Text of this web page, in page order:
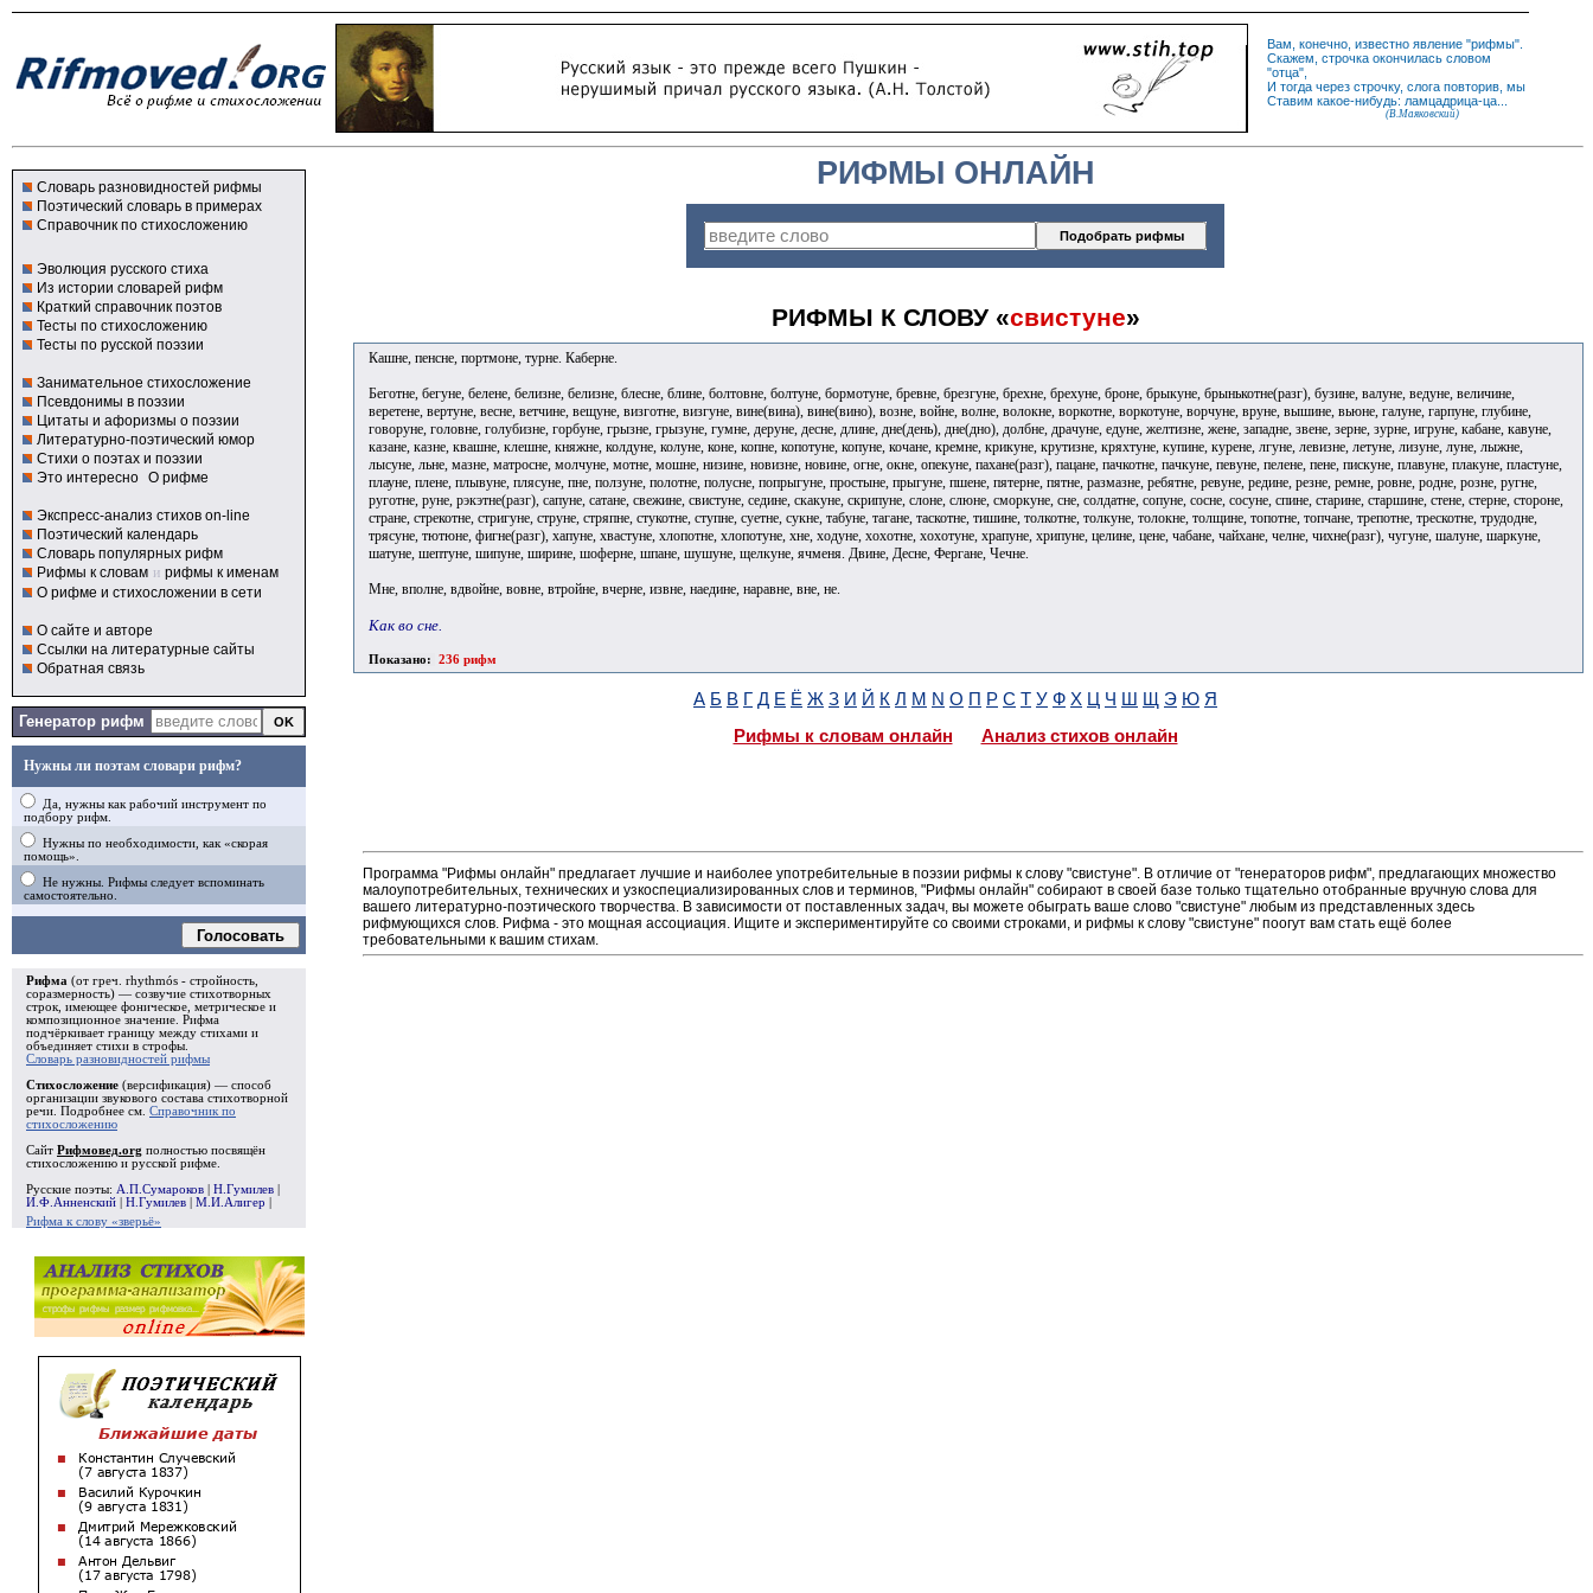
Вам, конечно, известно явление "рифмы".
Скажем, строчка окончилась словом
"отца",
И тогда через строчку, слога повторив, мы
Ставим какое-нибудь: ламцадрица-ца...
(В.Маяковский)
Словарь разновидностей рифмы
Поэтический словарь в примерах
Справочник по стихосложению
Эволюция русского стиха
Из истории словарей рифм
Краткий справочник поэтов
Тесты по стихосложению
Тесты по русской поэзии
Занимательное стихосложение
Псевдонимы в поэзии
Цитаты и афоризмы о поэзии
Литературно-поэтический юмор
Стихи о поэтах и поэзии
Это интересно О рифме
Экспресс-анализ стихов on-line
Поэтический календарь
Словарь популярных рифм
Рифмы к словам и рифмы к именам
О рифме и стихосложении в сети
О сайте и авторе
Ссылки на литературные сайты
Обратная связь
Генератор рифм
Нужны ли поэтам словари рифм?
Да, нужны как рабочий инструмент по
подбору рифм.
Нужны по необходимости, как «скорая
помощь».
Не нужны. Рифмы следует вспоминать
самостоятельно.
Голосовать
Рифма (от греч. rhythmós - стройность,
соразмерность) — созвучие стихотворных
строк, имеющее фоническое, метрическое и
композиционное значение. Рифма
подчёркивает границу между стихами и
объединяет стихи в строфы
Словарь разновидностей рифмы
Стихосложение (версификация) — способ
организации звукового состава стихотворной
речи. Подробнее см. Справочник по
стихосложению
Сайт Рифмовед.org полностью посвящён
стихосложению и русской рифме.
Русские поэты: А.П.Сумароков Н.Гумилев
И.Ф.Анненский
Н.Гумилев М.И.Алигер
Рифма к слову «зверьё»
РИФМЫ ОНЛАЙН
РИФМЫ К СЛОВУ «свистуне»
Кашне, пенсне, портмоне, турне. Каберне.
Беготне, бегуне, белене, белизне, белизне, блесне, блине, болтовне, болтуне, бормотуне, бревне, брезгуне, брехне, брехуне, броне, брыкуне, брынькотне(разг), бузине, валуне, ведуне, величине,
веретене, вертуне, весне, ветчине, вещуне, визготне, визгуне, вине(вина), вине(вино), возне, войне, волне, волокне, воркотне, воркотуне, ворчуне, вруне, вышине, вьюне, галуне, гарпуне, глубине,
говоруне, головне, голубизне, горбуне, грызне, грызуне, гумне, деруне, десне, длине, дне(день), дне(дно), долбне, драчуне, едуне, желтизне, жене, западне, звене, зерне, зурне, игруне, кабане, кавуне,
казане, казне, квашне, клешне, княжне, колдуне, колуне, коне, копне, копотуне, копуне, кочане, кремне, крикуне, крутизне, кряхтуне, купине, курене, лгуне, левизне, летуне, лизуне, луне, лыжне,
лысуне, льне, мазне, матросне, молчуне, мотне, мошне, низине, новизне, новине, огне, окне, опекуне, пахане(разг), пацане, пачкотне, пачкуне, певуне, пелене, пене, пискуне, плавуне, плакуне, пластуне,
плауне, плене, плывуне, плясуне, пне, ползуне, полотне, полусне, попрыгуне, простыне, прыгуне, пшене, пятерне, пятне, размазне, ребятне, ревуне, редине, резне, ремне, ровне, родне, розне, ругне,
руготне, руне, рэкэтне(разг), сапуне, сатане, свежине, свистуне, седине, скакуне, скрипуне, слоне, слюне, сморкуне, сне, солдатне, сопуне, сосне, сосуне, спине, старине, старшине, стене, стерне, стороне,
стране, стрекотне, стригуне, струне, стряпне, стукотне, ступне, суетне, сукне, табуне, тагане, таскотне, тишине, толкотне, толкуне, толокне, толщине, топотне, топчане, трепотне, трескотне, трудодне,
трясуне, тютюне, фигне(разг), хапуне, хвастуне, хлопотне, хлопотуне, хне, ходуне, хохотне, хохотуне, храпуне, хрипуне, целине, цене, чабане, чайхане, челне, чихне(разг), чугуне, шалуне, шаркуне,
шатуне, шептуне, шипуне, ширине, шоферне, шпане, шушуне, щелкуне, ячменя. Двине, Десне, Фергане, Чечне.
Мне, вполне, вдвойне, вовне, втройне, вчерне, извне, наедине, наравне, вне, не.
Как во сне.
Показано: 236 рифм
А Б В Г Д Е Ё Ж З И Й К Л М N О П Р С Т У Ф Х Ц Ч Ш Щ Э Ю Я
Рифмы к словам онлайн
Анализ стихов онлайн
Программа "Рифмы онлайн" предлагает лучшие и наиболее употребительные в поэзии рифмы к слову "свистуне". В отличие от "генераторов рифм", предлагающих множество
малоупотребительных, технических и узкоспециализированных слов и терминов, "Рифмы онлайн" собирают в своей базе только тщательно отобранные вручную слова для
вашего литературно-поэтического творчества. В зависимости от поставленных задач, вы можете обыграть ваше слово "свистуне" любым из представленных здесь
рифмующихся слов. Рифма - это мощная ассоциация. Ищите и экспериментируйте со своими строками, и рифмы к слову "свистуне" поогут вам стать ещё более
требовательными к вашим стихам.